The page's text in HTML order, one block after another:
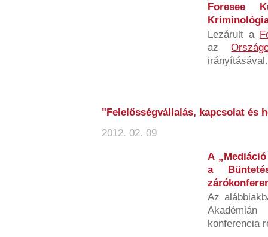
Foresee
Lezárult a
az
"Felelősségvállalás, kapcsolat és
2012. 02. 09
A
a
Az
konferencia